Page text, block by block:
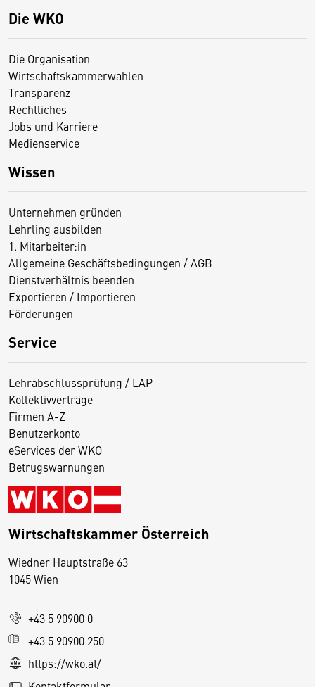
Die WKO
Die Organisation
Wirtschaftskammerwahlen
Transparenz
Rechtliches
Jobs und Karriere
Medienservice
Wissen
Unternehmen gründen
Lehrling ausbilden
1. Mitarbeiter:in
Allgemeine Geschäftsbedingungen / AGB
Dienstverhältnis beenden
Exportieren / Importieren
Förderungen
Service
Lehrabschlussprüfung / LAP
Kollektivverträge
Firmen A-Z
Benutzerkonto
eServices der WKO
Betrugswarnungen
Wirtschaftskammer Österreich
Wiedner Hauptstraße 63
1045 Wien
+43 5 90900 0
+43 5 90900 250
https://wko.at/
D
s
e
S
e